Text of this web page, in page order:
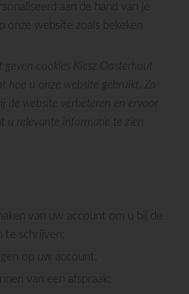
aan de hand van je
onze website zoals bekeken
geven cookies Kiesz Oosterhout
hoe u onze website gebruikt. Zo
de website verbeteren en ervoor
u relevante informatie te zien
van uw account om u bij de
te schrijven;
op uw account;
van een afspraak;